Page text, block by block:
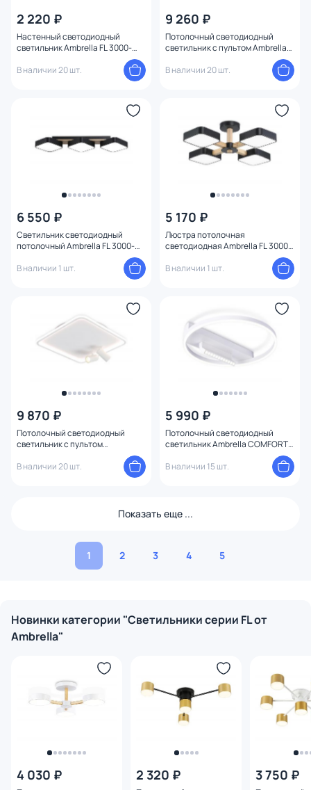
2 220 ₽
Настенный светодиодный
светильник Ambrella FL 3000-
В наличии 20 шт.
9 260 ₽
Потолочный светодиодный
светильник с пультом Ambrella
В наличии 20 шт.
6 550 ₽
Светильник светодиодный
потолочный Ambrella FL 3000-
В наличии 1 шт.
5 170 ₽
Люстра потолочная
светодиодная Ambrella FL 3000-
В наличии 1 шт.
9 870 ₽
Потолочный светодиодный
светильник с пультом
управления Ambrella FL FL5114
В наличии 20 шт.
5 990 ₽
Потолочный светодиодный
светильник Ambrella COMFORT
В наличии 15 шт.
Показать еще ...
1 2 3 4 5
Новинки категории "Светильники серии FL от
Ambrella"
4 030 ₽ 2 320 ₽ 3 750 ₽